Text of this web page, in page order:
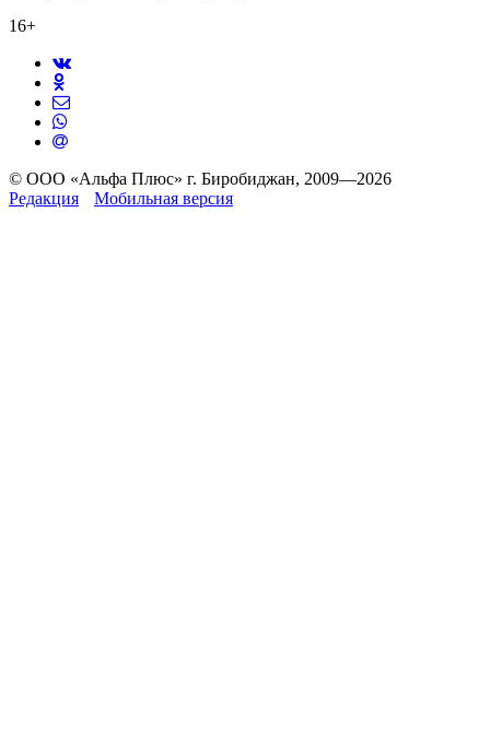
16+
© ООО «Альфа Плюс» г. Биробиджан, 2009—2026
Редакция
Мобильная версия